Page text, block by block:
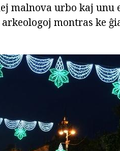
malnova urbo kaj unu
arkeologoj montras ke